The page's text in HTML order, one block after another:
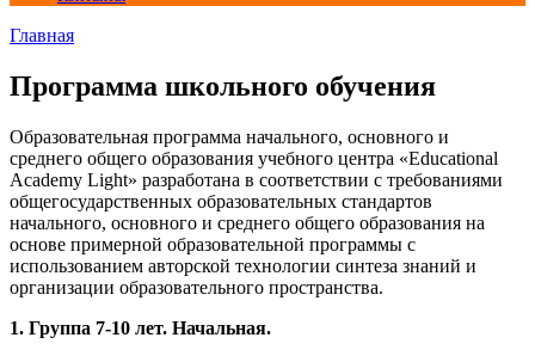
Главная
Программа школьного обучения
Образовательная программа начального, основного и
среднего общего образования учебного центра «Educational
Academy Light» разработана в соответствии с требованиями
общегосударственных образовательных стандартов
начального, основного и среднего общего образования на
основе примерной образовательной программы с
использованием авторской технологии синтеза знаний и
организации образовательного пространства.
1. Группа 7-10 лет. Начальная.